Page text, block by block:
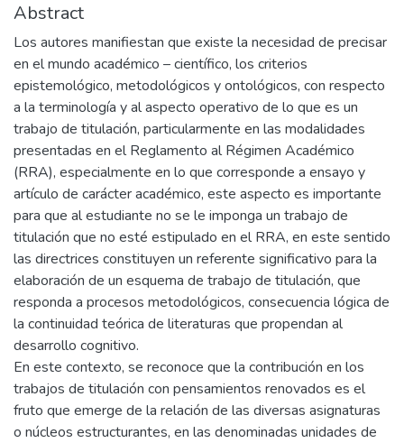
Abstract
Los autores manifiestan que existe la necesidad de precisar
en el mundo académico – científico, los criterios
epistemológico, metodológicos y ontológicos, con respecto
a la terminología y al aspecto operativo de lo que es un
trabajo de titulación, particularmente en las modalidades
presentadas en el Reglamento al Régimen Académico
(RRA), especialmente en lo que corresponde a ensayo y
artículo de carácter académico, este aspecto es importante
para que al estudiante no se le imponga un trabajo de
titulación que no esté estipulado en el RRA, en este sentido
las directrices constituyen un referente significativo para la
elaboración de un esquema de trabajo de titulación, que
responda a procesos metodológicos, consecuencia lógica de
la continuidad teórica de literaturas que propendan al
desarrollo cognitivo.
En este contexto, se reconoce que la contribución en los
trabajos de titulación con pensamientos renovados es el
fruto que emerge de la relación de las diversas asignaturas
o núcleos estructurantes, en las denominadas unidades de